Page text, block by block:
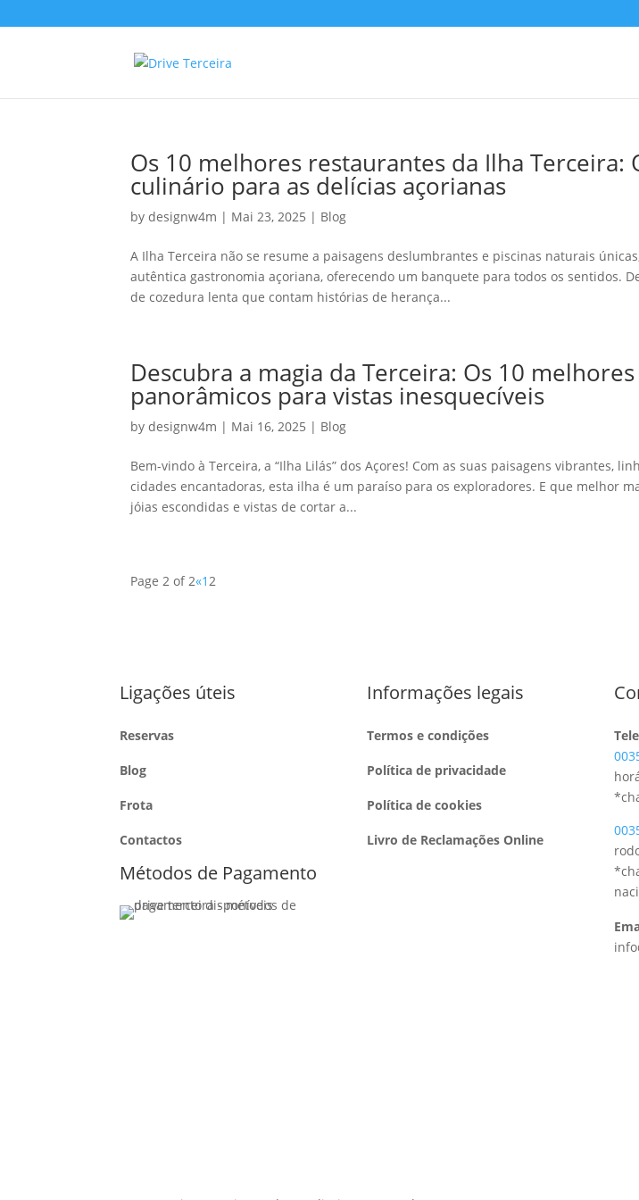
Os 10 melhores restaurantes da Ilha Terceira:
culinário para as delícias açorianas
bydesignw4m | Mai 23, 2025 | Blog
A Ilha Terceira não se resume a paisagens deslumbrantes e piscinas naturais
autêntica gastronomia açoriana, oferecendo um banquete para todos os sentidos.
de cozedura lenta que contam histórias de herança...
Descubra a magia da Terceira: Os 10
panorâmicos para vistas inesquecíveis
bydesignw4m | Mai 16, 2025 | Blog
Bem-vindo à Terceira, a “Ilha Lilás” dos Açores! Com as suas paisagens vibrantes,
cidades encantadoras, esta ilha é um paraíso para os exploradores. E que melhor
jóias escondidas e vistas de cortar a...
Page 2 of 2«12
Ligações úteis
Reservas
Blog
Frota
Contactos
Métodos de Pagamento
Informações legais
Termos e condições
Política de privacidade
Política de cookies
Livro de Reclamações Online
00